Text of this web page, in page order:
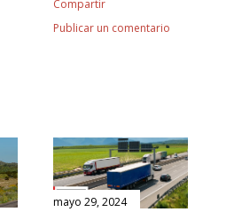
Compartir
Publicar un comentario
mayo 29, 2024